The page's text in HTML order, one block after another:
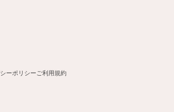
ーポリシーご利用規約